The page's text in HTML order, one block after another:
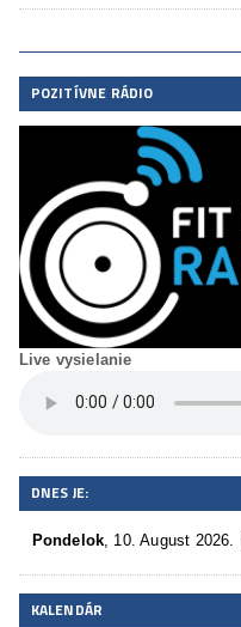
POZITÍVNE RÁDIO
Live vysielanie
DNES JE:
Pondelok , 10. August 2026.
KALENDÁR